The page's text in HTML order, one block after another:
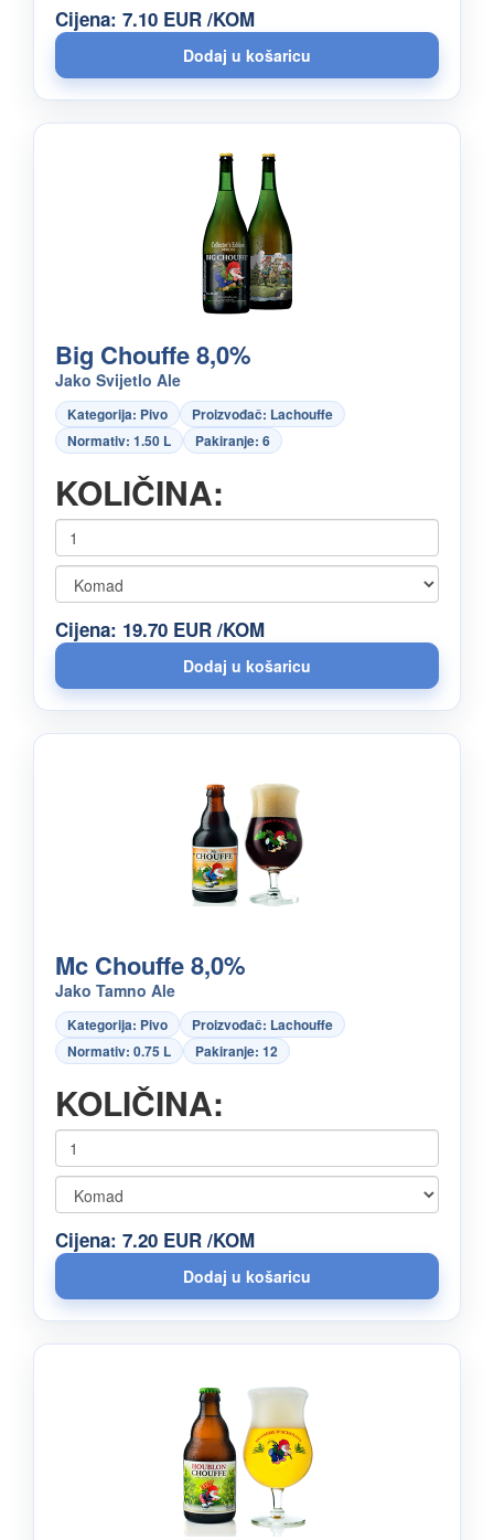
Cijena: 7.10 EUR /KOM
Big Chouffe 8,0%
Jako Svijetlo Ale
Kategorija: Pivo
Proizvođač: Lachouffe
Normativ: 1.50 L
Pakiranje: 6
KOLIČINA:
Cijena: 19.70 EUR /KOM
Mc Chouffe 8,0%
Jako Tamno Ale
Kategorija: Pivo
Proizvođač: Lachouffe
Normativ: 0.75 L
Pakiranje: 12
KOLIČINA:
Cijena: 7.20 EUR /KOM